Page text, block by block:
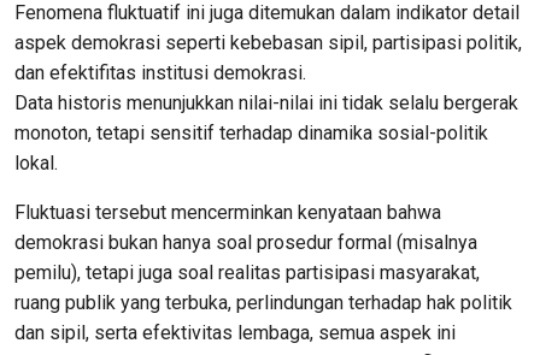
Fenomena fluktuatif ini juga ditemukan dalam indikator detail
aspek demokrasi seperti kebebasan sipil, partisipasi politik,
dan efektifitas institusi demokrasi.
Data historis menunjukkan nilai-nilai ini tidak selalu bergerak
monoton, tetapi sensitif terhadap dinamika sosial-politik
lokal.
Fluktuasi tersebut mencerminkan kenyataan bahwa
demokrasi bukan hanya soal prosedur formal (misalnya
pemilu), tetapi juga soal realitas partisipasi masyarakat,
ruang publik yang terbuka, perlindungan terhadap hak politik
dan sipil, serta efektivitas lembaga, semua aspek ini